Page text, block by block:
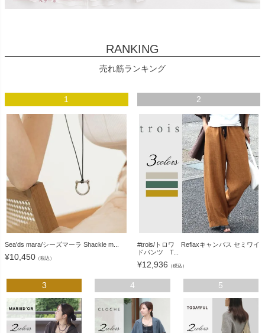
RANKING
売れ筋ランキング
1
Sea'ds mara/シーズマーラ Shackle m...
¥10,450 （税込）
2
#trois/トロワ Reflaxキャンバス セミワイ
ドパンツ T...
¥12,936 （税込）
3 4 5